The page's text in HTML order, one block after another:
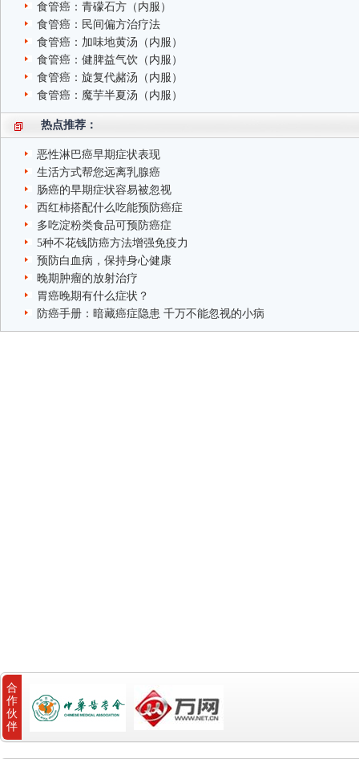
食管癌：青礞石方（内服）
食管癌：民间偏方治疗法
食管癌：加味地黄汤（内服）
食管癌：健脾益气饮（内服）
食管癌：旋复代赭汤（内服）
食管癌：魔芋半夏汤（内服）
热点推荐：
恶性淋巴癌早期症状表现
生活方式帮您远离乳腺癌
肠癌的早期症状容易被忽视
西红柿搭配什么吃能预防癌症
多吃淀粉类食品可预防癌症
5种不花钱防癌方法增强免疫力
预防白血病，保持身心健康
晚期肿瘤的放射治疗
胃癌晚期有什么症状？
防癌手册：暗藏癌症隐患 千万不能忽视的小病
合
作
伙
伴